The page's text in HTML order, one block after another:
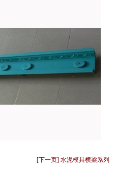
[下一页] 水泥模具横梁系列